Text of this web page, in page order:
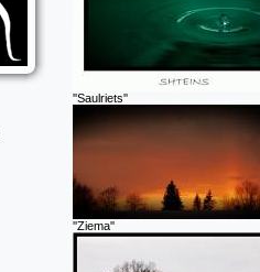
''Saulriets''
''Ziema''